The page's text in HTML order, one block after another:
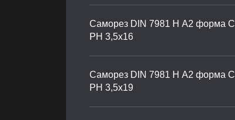
Саморез DIN 7981 H А2 форма С
PH 3,5х16
Саморез DIN 7981 H А2 форма С
PH 3,5х19